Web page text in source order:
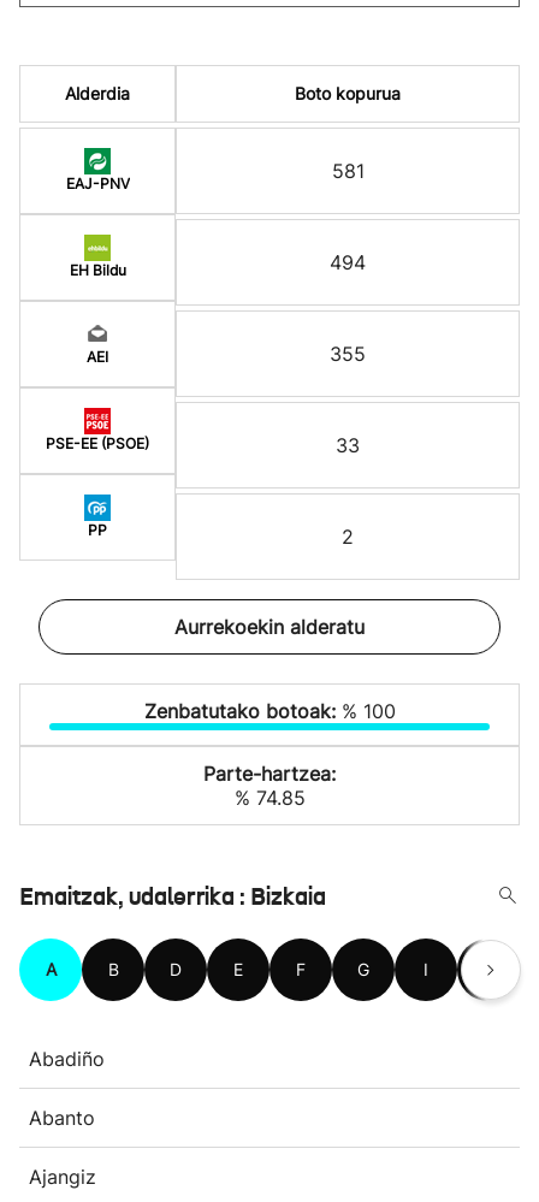
Alderdia
EAJ-PNV
EH Bildu
AEI
PSE-EE (PSOE)
PP
Boto kopurua
581
494
355
33
2
Aurrekoekin alderatu
Zenbatutako botoak: % 100
Parte-hartzea:
% 74.85
Emaitzak, udalerrika : Bizkaia
A B D E F G I J
Abadiño
Abanto
Ajangiz